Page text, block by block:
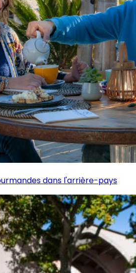
dans l'arrière-pays